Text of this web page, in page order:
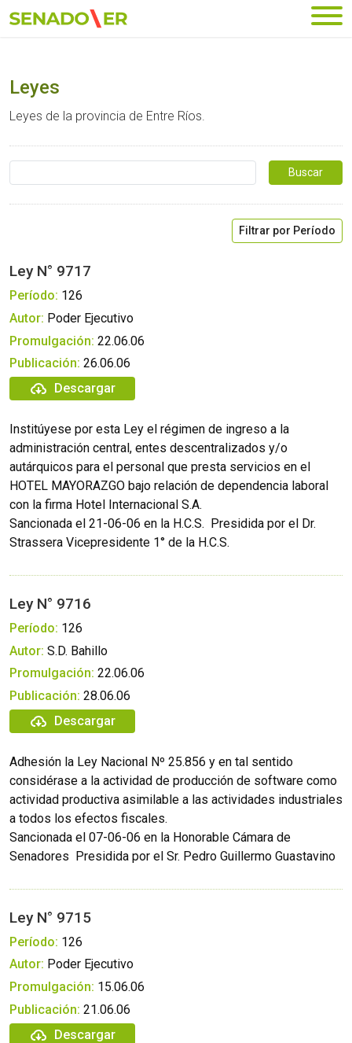
Ir al menú principal
Leyes
Leyes de la provincia de Entre Ríos.
Filtrar por Período
Ley N° 9717
Período: 126
Autor: Poder Ejecutivo
Promulgación: 22.06.06
Publicación: 26.06.06
Descargar
Institúyese por esta Ley el régimen de ingreso a la
administración central, entes descentralizados y/o
autárquicos para el personal que presta servicios en el
HOTEL MAYORAZGO bajo relación de dependencia laboral
con la firma Hotel Internacional S.A.
Sancionada el 21-06-06 en la H.C.S.  Presidida por el Dr.
Strassera Vicepresidente 1° de la H.C.S.
Ley N° 9716
Período: 126
Autor: S.D. Bahillo
Promulgación: 22.06.06
Publicación: 28.06.06
Descargar
Adhesión la Ley Nacional Nº 25.856 y en tal sentido
considérase a la actividad de producción de software como
actividad productiva asimilable a las actividades industriales
a todos los efectos fiscales.
Sancionada el 07-06-06 en la Honorable Cámara de
Senadores  Presidida por el Sr. Pedro Guillermo Guastavino
Ley N° 9715
Período: 126
Autor: Poder Ejecutivo
Promulgación: 15.06.06
Publicación: 21.06.06
Descargar